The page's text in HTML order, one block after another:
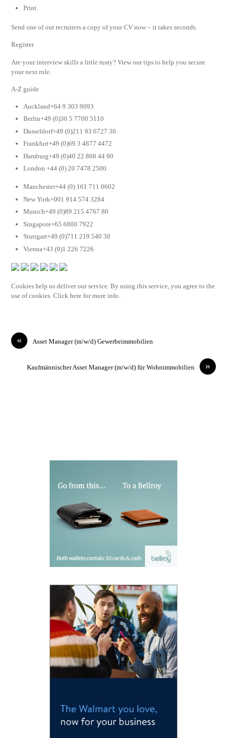
Print
Send one of our recruiters a copy of your CV now – it takes seconds.
Register
Are your interview skills a little rusty? View our tips to help you secure
your next role.
A-Z guide
Auckland+64 9 303 9093
Berlin+49 (0)30 5 7700 5110
Dusseldorf+49 (0)211 93 6727 30
Frankfurt+49 (0)69 3 4877 4472
Hamburg+49 (0)40 22 868 44 90
London +44 (0) 20 7478 2500
Manchester+44 (0) 161 711 0602
New York+001 914 574 3284
Munich+49 (0)89 215 4767 80
Singapore+65 6800 7922
Stuttgart+49 (0)711 219 540 30
Vienna+43 (0)1 226 7226
Cookies help us deliver our service. By using this service, you agree to the
use of cookies. Click here for more info.
« Asset Manager (m/w/d) Gewerbeimmobilien
»
Kaufmännischer Asset Manager (m/w/d) für Wohnimmobilien